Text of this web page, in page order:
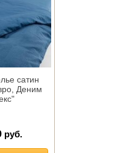
сатин
Деним
руб.